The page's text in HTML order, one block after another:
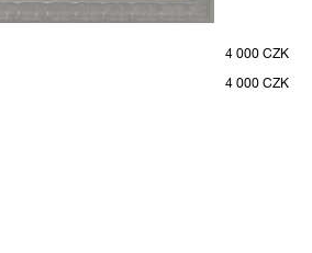
4 000 CZK
4 000 CZK